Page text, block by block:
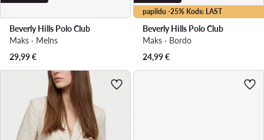
Beverly Hills Polo Club
Maks · Melns
29,99€
papildu -25% Kods: LAST
Beverly Hills Polo Club
Maks · Bordo
24,99€